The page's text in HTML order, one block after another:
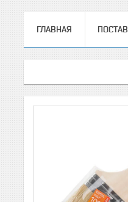
ГЛАВНАЯ